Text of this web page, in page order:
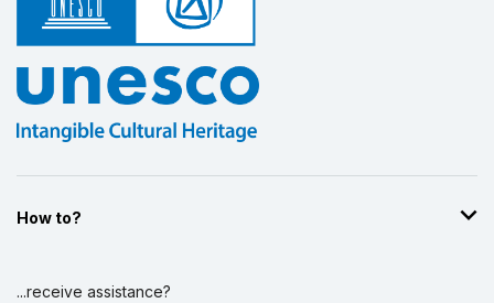
How to?
...receive assistance?